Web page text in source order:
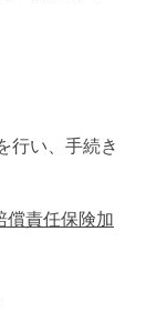
行い、手続き
償責任保険加